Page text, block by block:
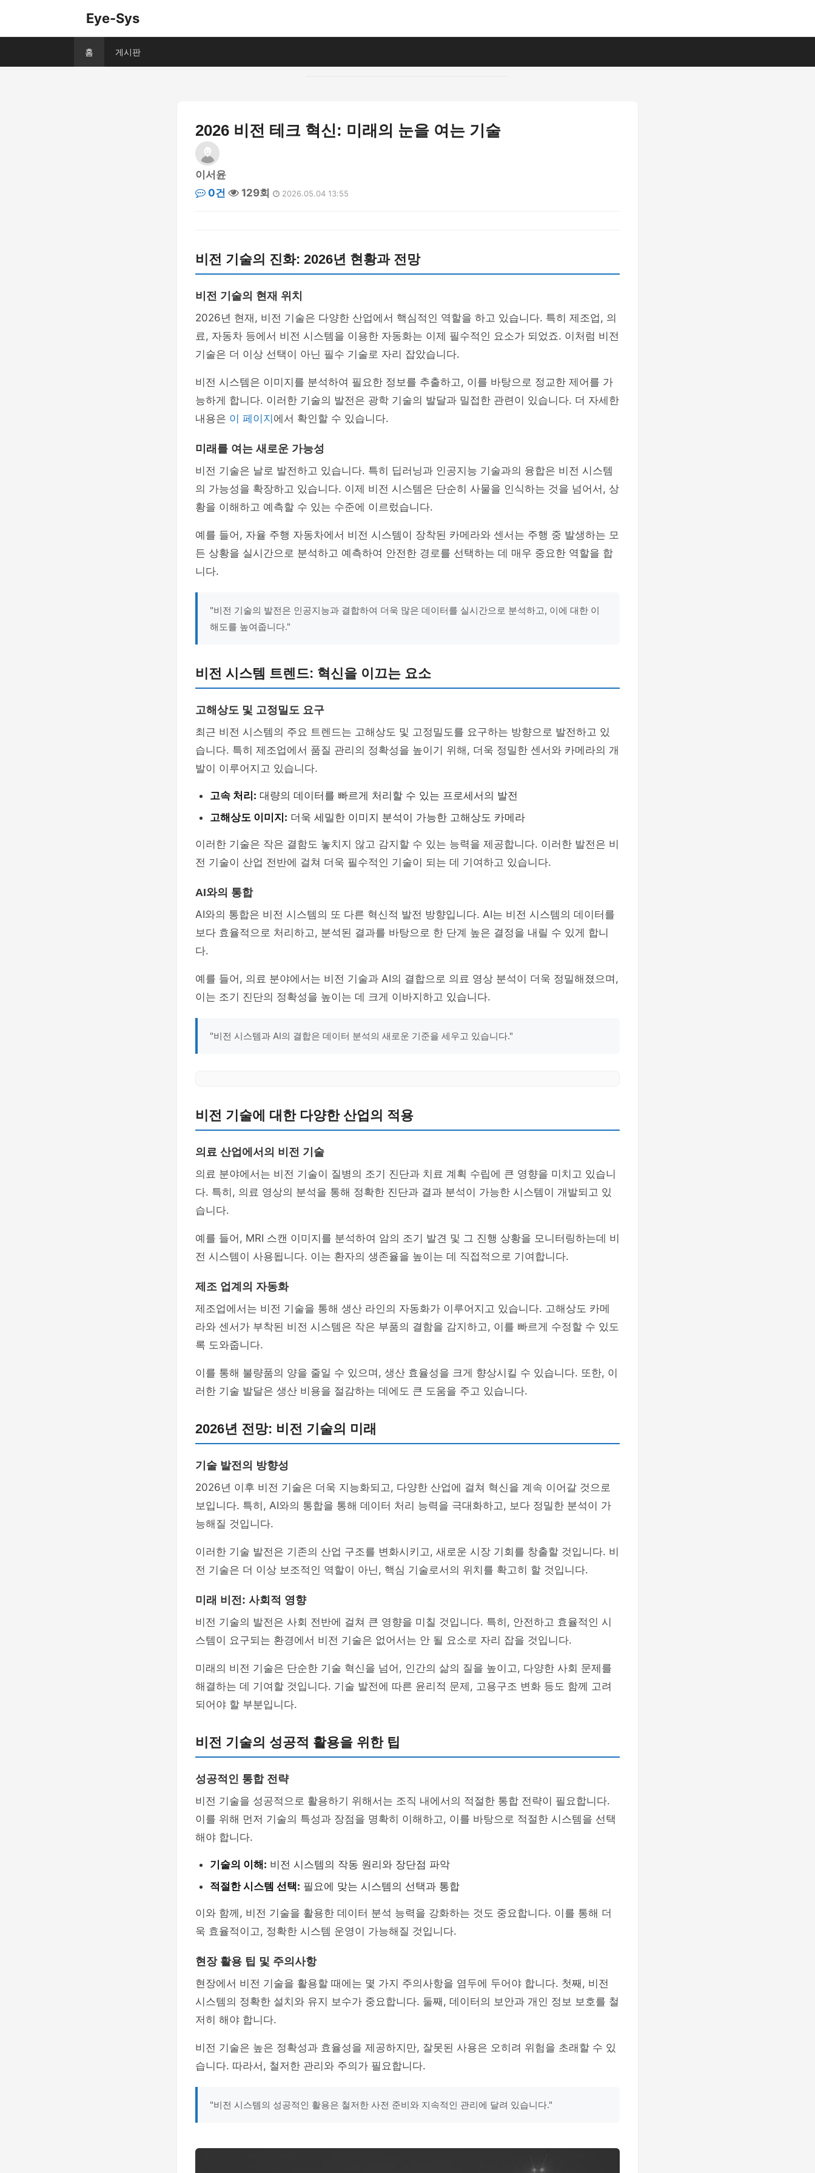
Eye-Sys
홈 게시판
2026 비전 테크 혁신: 미래의 눈을 여는 기술
이서윤
0건
129회 2026.05.04 13:55
비전 기술의 진화: 2026년 현황과 전망
비전 기술의 현재 위치
2026년 현재, 비전 기술은 다양한 산업에서 핵심적인 역할을 하고 있습니다. 특히 제조업, 의
료, 자동차 등에서 비전 시스템을 이용한 자동화는 이제 필수적인 요소가 되었죠. 이처럼 비전
기술은 더 이상 선택이 아닌 필수 기술로 자리 잡았습니다.
비전 시스템은 이미지를 분석하여 필요한 정보를 추출하고, 이를 바탕으로 정교한 제어를 가
능하게 합니다. 이러한 기술의 발전은 광학 기술의 발달과 밀접한 관련이 있습니다. 더 자세한
내용은 이 페이지 에서 확인할 수 있습니다.
미래를 여는 새로운 가능성
비전 기술은 날로 발전하고 있습니다. 특히 딥러닝과 인공지능 기술과의 융합은 비전 시스템
의 가능성을 확장하고 있습니다. 이제 비전 시스템은 단순히 사물을 인식하는 것을 넘어서, 상
황을 이해하고 예측할 수 있는 수준에 이르렀습니다.
예를 들어, 자율 주행 자동차에서 비전 시스템이 장착된 카메라와 센서는 주행 중 발생하는 모
든 상황을 실시간으로 분석하고 예측하여 안전한 경로를 선택하는 데 매우 중요한 역할을 합
니다.
"비전 기술의 발전은 인공지능과 결합하여 더욱 많은 데이터를 실시간으로 분석하고, 이에 대한 이
해도를 높여줍니다."
비전 시스템 트렌드: 혁신을 이끄는 요소
고해상도 및 고정밀도 요구
최근 비전 시스템의 주요 트렌드는 고해상도 및 고정밀도를 요구하는 방향으로 발전하고 있
습니다. 특히 제조업에서 품질 관리의 정확성을 높이기 위해, 더욱 정밀한 센서와 카메라의 개
발이 이루어지고 있습니다.
고속 처리: 대량의 데이터를 빠르게 처리할 수 있는 프로세서의 발전
고해상도 이미지: 더욱 세밀한 이미지 분석이 가능한 고해상도 카메라
이러한 기술은 작은 결함도 놓치지 않고 감지할 수 있는 능력을 제공합니다. 이러한 발전은 비
전 기술이 산업 전반에 걸쳐 더욱 필수적인 기술이 되는 데 기여하고 있습니다.
AI와의 통합
AI와의 통합은 비전 시스템의 또 다른 혁신적 발전 방향입니다. AI는 비전 시스템의 데이터를
보다 효율적으로 처리하고, 분석된 결과를 바탕으로 한 단계 높은 결정을 내릴 수 있게 합니
다.
예를 들어, 의료 분야에서는 비전 기술과 AI의 결합으로 의료 영상 분석이 더욱 정밀해졌으며,
이는 조기 진단의 정확성을 높이는 데 크게 이바지하고 있습니다.
"비전 시스템과 AI의 결합은 데이터 분석의 새로운 기준을 세우고 있습니다."
비전 기술에 대한 다양한 산업의 적용
의료 산업에서의 비전 기술
의료 분야에서는 비전 기술이 질병의 조기 진단과 치료 계획 수립에 큰 영향을 미치고 있습니
다. 특히, 의료 영상의 분석을 통해 정확한 진단과 결과 분석이 가능한 시스템이 개발되고 있
습니다.
예를 들어, MRI 스캔 이미지를 분석하여 암의 조기 발견 및 그 진행 상황을 모니터링하는데 비
전 시스템이 사용됩니다. 이는 환자의 생존율을 높이는 데 직접적으로 기여합니다.
제조 업계의 자동화
제조업에서는 비전 기술을 통해 생산 라인의 자동화가 이루어지고 있습니다. 고해상도 카메
라와 센서가 부착된 비전 시스템은 작은 부품의 결함을 감지하고, 이를 빠르게 수정할 수 있도
록 도와줍니다.
이를 통해 불량품의 양을 줄일 수 있으며, 생산 효율성을 크게 향상시킬 수 있습니다. 또한, 이
러한 기술 발달은 생산 비용을 절감하는 데에도 큰 도움을 주고 있습니다.
2026년 전망: 비전 기술의 미래
기술 발전의 방향성
2026년 이후 비전 기술은 더욱 지능화되고, 다양한 산업에 걸쳐 혁신을 계속 이어갈 것으로
보입니다. 특히, AI와의 통합을 통해 데이터 처리 능력을 극대화하고, 보다 정밀한 분석이 가
능해질 것입니다.
이러한 기술 발전은 기존의 산업 구조를 변화시키고, 새로운 시장 기회를 창출할 것입니다. 비
전 기술은 더 이상 보조적인 역할이 아닌, 핵심 기술로서의 위치를 확고히 할 것입니다.
미래 비전: 사회적 영향
비전 기술의 발전은 사회 전반에 걸쳐 큰 영향을 미칠 것입니다. 특히, 안전하고 효율적인 시
스템이 요구되는 환경에서 비전 기술은 없어서는 안 될 요소로 자리 잡을 것입니다.
미래의 비전 기술은 단순한 기술 혁신을 넘어, 인간의 삶의 질을 높이고, 다양한 사회 문제를
해결하는 데 기여할 것입니다. 기술 발전에 따른 윤리적 문제, 고용구조 변화 등도 함께 고려
되어야 할 부분입니다.
비전 기술의 성공적 활용을 위한 팁
성공적인 통합 전략
비전 기술을 성공적으로 활용하기 위해서는 조직 내에서의 적절한 통합 전략이 필요합니다.
이를 위해 먼저 기술의 특성과 장점을 명확히 이해하고, 이를 바탕으로 적절한 시스템을 선택
해야 합니다.
기술의 이해: 비전 시스템의 작동 원리와 장단점 파악
적절한 시스템 선택: 필요에 맞는 시스템의 선택과 통합
이와 함께, 비전 기술을 활용한 데이터 분석 능력을 강화하는 것도 중요합니다. 이를 통해 더
욱 효율적이고, 정확한 시스템 운영이 가능해질 것입니다.
현장 활용 팁 및 주의사항
현장에서 비전 기술을 활용할 때에는 몇 가지 주의사항을 염두에 두어야 합니다. 첫째, 비전
시스템의 정확한 설치와 유지 보수가 중요합니다. 둘째, 데이터의 보안과 개인 정보 보호를 철
저히 해야 합니다.
비전 기술은 높은 정확성과 효율성을 제공하지만, 잘못된 사용은 오히려 위험을 초래할 수 있
습니다. 따라서, 철저한 관리와 주의가 필요합니다.
"비전 시스템의 성공적인 활용은 철저한 사전 준비와 지속적인 관리에 달려 있습니다."